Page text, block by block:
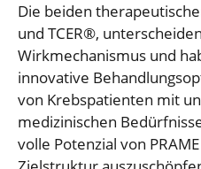
Die beiden
und TCER®,
Wirkmechanismus und
innovative
von Krebspatienten mit
medizinischen
volle Potenzial von